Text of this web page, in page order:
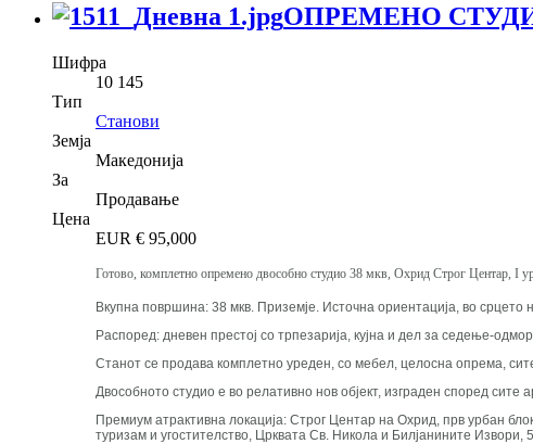
ОПРЕМЕНО
Шифра
10 145
Тип
Станови
Земја
Македонија
За
Продавање
Цена
EUR € 95,000
Готово, комплетно опремено двособно студио 38 мкв, Охрид Строг Центар, I
Вкупна површина: 38 мкв. Приземје. Источна ориентација, во срцето
Распоред: дневен престој со трпезарија, кујна и дел за седење-
Станот се продава комплетно уреден, со мебел, целосна опрема,
Двособното студио е во релативно нов објект, изграден според
Премиум атрактивна локација: Строг Центар на Охрид, прв урбан
туризам и угостителство, Црквата Св. Никола и Билјанините